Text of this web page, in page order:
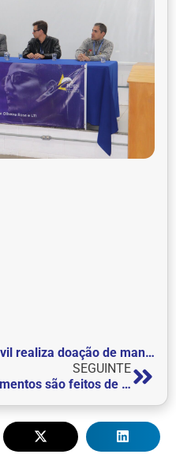
Curso de Engenharia Civil realiza doação de mantimentos para a Instituição Anjo Acolhedor
SEGUINTE
Novidade! Agora os requerimentos são feitos de forma online